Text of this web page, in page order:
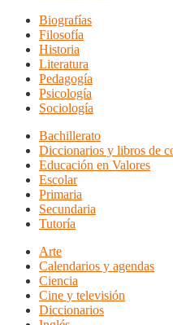
Biografías
Filosofía
Historia
Literatura
Pedagogía
Psicología
Sociología
Bachillerato
Diccionarios y libros de
Educación en Valores
Escolar
Primaria
Secundaria
Tutoría
Arte
Calendarios y agendas
Ciencia
Cine y televisión
Diccionarios